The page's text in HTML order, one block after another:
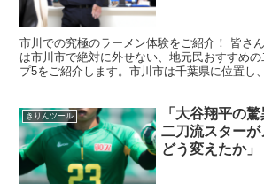
市川での究極のラーメン体験をご紹介！ 皆さ
は市川市で絶対に外せない、地元民おすすめ
プ5をご紹介します。市川市は千葉県に位置し
きりんツール
「大谷翔平の
二刀流スター
どう変えたか」